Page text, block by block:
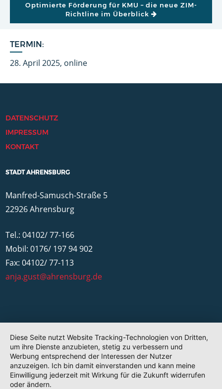
TERMIN:
28. April 2025, online
Optimierte Förderung für KMU – die neue ZIM-
Richtline im Überblick
DATENSCHUTZ
IMPRESSUM
KONTAKT
STADT AHRENSBURG
Manfred-Samusch-Straße 5
22926 Ahrensburg
Tel.: 04102/ 77-166
Mobil: 0176/ 197 94 902
Fax: 04102/ 77-113
anja.gust@ahrensburg.de
Diese Seite nutzt Website Tracking-Technologien von Dritten,
um ihre Dienste anzubieten, stetig zu verbessern und
Werbung entsprechend der Interessen der Nutzer
anzuzeigen. Ich bin damit einverstanden und kann meine
Einwilligung jederzeit mit Wirkung für die Zukunft widerrufen
oder ändern.